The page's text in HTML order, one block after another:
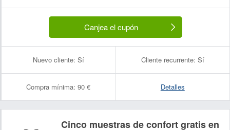
Canjea el cupón
Nuevo cliente: Sí Cliente recurrente: Sí
Compra mínima: 90 € Detalles
Cinco muestras de confort gratis en